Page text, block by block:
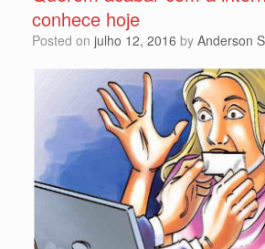
conhece hoje
Posted on julho 12, 2016 by Anderson